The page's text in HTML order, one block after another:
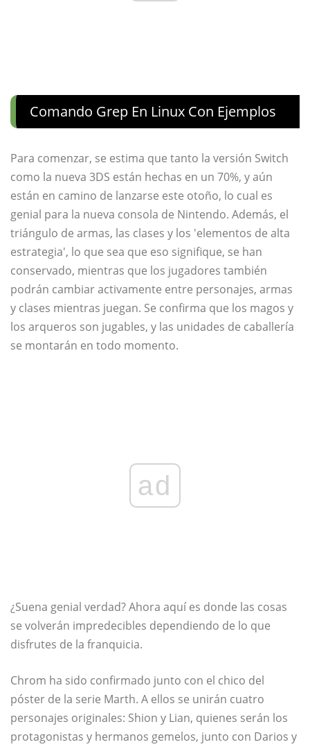
Comando Grep En Linux Con Ejemplos
Para comenzar, se estima que tanto la versión Switch
como la nueva 3DS están hechas en un 70%, y aún
están en camino de lanzarse este otoño, lo cual es
genial para la nueva consola de Nintendo. Además, el
triángulo de armas, las clases y los 'elementos de alta
estrategia', lo que sea que eso signifique, se han
conservado, mientras que los jugadores también
podrán cambiar activamente entre personajes, armas
y clases mientras juegan. Se confirma que los magos y
los arqueros son jugables, y las unidades de caballería
se montarán en todo momento.
ad
¿Suena genial verdad? Ahora aquí es donde las cosas
se volverán impredecibles dependiendo de lo que
disfrutes de la franquicia.
Chrom ha sido confirmado junto con el chico del
póster de la serie Marth. A ellos se unirán cuatro
personajes originales: Shion y Lian, quienes serán los
protagonistas y hermanos gemelos, junto con Darios y